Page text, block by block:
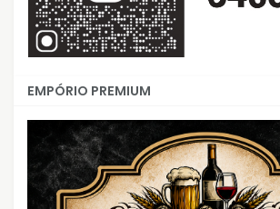
EMPÓRIO PREMIUM